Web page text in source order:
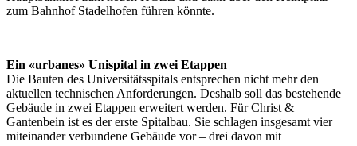
zum Bahnhof Stadelhofen führen könnte.
Ein «urbanes» Unispital in zwei Etappen
Die Bauten des Universitätsspitals entsprechen nicht mehr den
aktuellen technischen Anforderungen. Deshalb soll das bestehende
Gebäude in zwei Etappen erweitert werden. Für Christ &
Gantenbein ist es der erste Spitalbau. Sie schlagen insgesamt vier
miteinander verbundene Gebäude vor – drei davon mit